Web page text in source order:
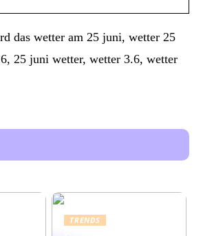
das wetter am 25 juni, wetter 25
25 juni wetter, wetter 3.6, wetter
TRENDS